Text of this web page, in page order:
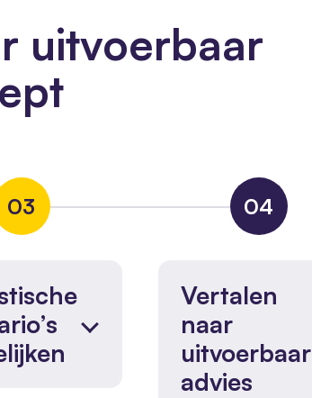
uitvoerbaar
03 04
Vertalen
naar
uitvoerbaar
advies